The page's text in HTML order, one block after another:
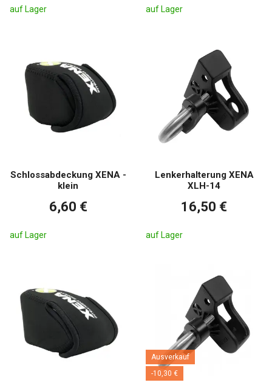
auf Lager auf Lager
Schlossabdeckung XENA -
klein
6,60 €
auf Lager
Lenkerhalterung XENA
XLH-14
16,50 €
auf Lager
Ausverkauf
-10,30 €